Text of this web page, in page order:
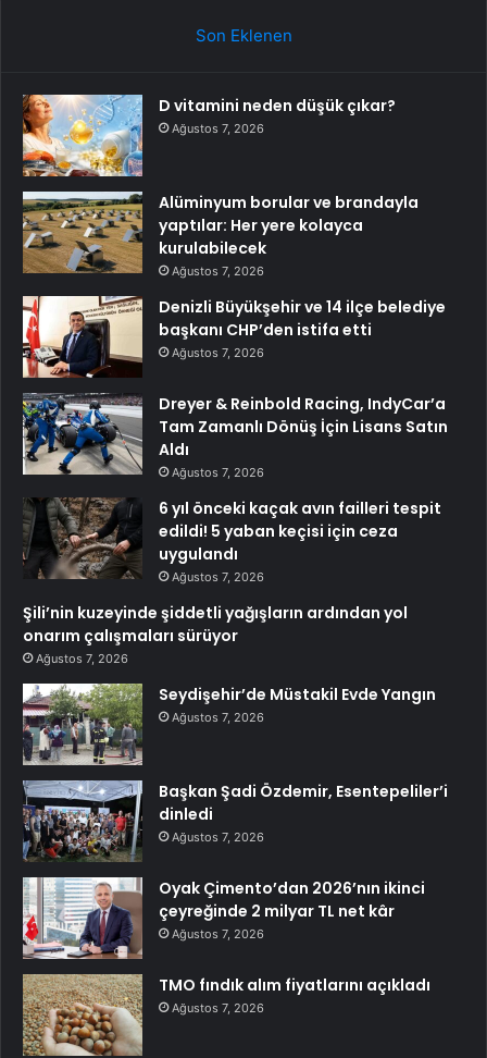
Son Eklenen
D vitamini neden düşük çıkar?
Ağustos 7, 2026
Alüminyum borular ve brandayla
yaptılar: Her yere kolayca
kurulabilecek
Ağustos 7, 2026
Denizli Büyükşehir ve 14 ilçe belediye
başkanı CHP’den istifa etti
Ağustos 7, 2026
Dreyer & Reinbold Racing, IndyCar’a
Tam Zamanlı Dönüş İçin Lisans Satın
Aldı
Ağustos 7, 2026
6 yıl önceki kaçak avın failleri tespit
edildi! 5 yaban keçisi için ceza
uygulandı
Ağustos 7, 2026
Şili’nin kuzeyinde şiddetli yağışların ardından yol
onarım çalışmaları sürüyor
Ağustos 7, 2026
Seydişehir’de Müstakil Evde Yangın
Ağustos 7, 2026
Başkan Şadi Özdemir, Esentepeliler’i
dinledi
Ağustos 7, 2026
Oyak Çimento’dan 2026’nın ikinci
çeyreğinde 2 milyar TL net kâr
Ağustos 7, 2026
TMO fındık alım fiyatlarını açıkladı
Ağustos 7, 2026